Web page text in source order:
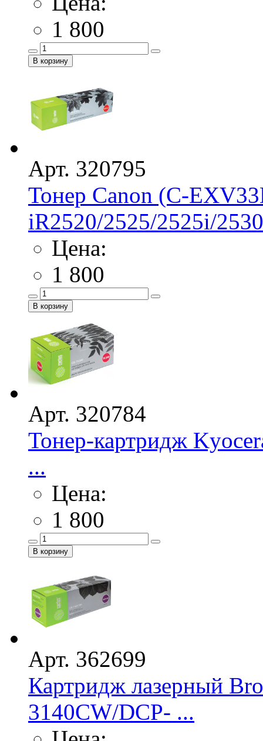
1 800
Арт. 320795
Тонер Canon (C-
iR2520/2525/2525i/
Цена:
1 800
Арт. 320784
Тонер-картридж
...
Цена:
1 800
Арт. 362699
Картридж лазерный
3140CW/DCP- ...